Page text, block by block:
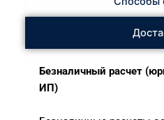
Безналичный расчет
ИП)